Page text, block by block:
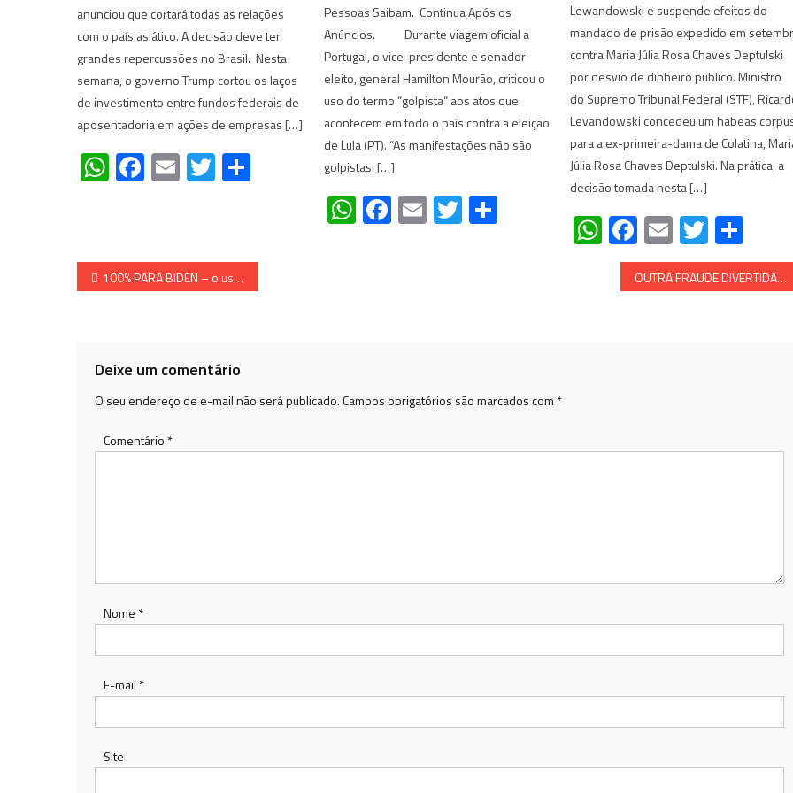
anunciou que cortará todas as relações
com o país asiático. A decisão deve ter
grandes repercussões no Brasil. Nesta
semana, o governo Trump cortou os laços
de investimento entre fundos federais de
aposentadoria em ações de empresas […]
WhatsApp
Facebook
EmailTwitter
Pessoas Saibam. Continua Após os
Anúncios. Durante viagem oficial a
Portugal, o vice-presidente e senador
eleito, general Hamilton Mourão, criticou o
uso do termo “golpista” aos atos que
acontecem em todo o país contra a eleição
de Lula (PT). “As manifestações não são
golpistas. […]
WhatsApp
Facebook
EmailTwitter
Share
Lewandowski e suspende efeitos do
mandado de prisão expedido em
contra Maria Júlia Rosa Chaves Deptulski
por desvio de dinheiro público. Ministro
do Supremo Tribunal Federal (STF),
Levandowski concedeu um habeas
para a ex-primeira-dama de Colatina,
Júlia Rosa Chaves Deptulski. Na prática, a
decisão tomada nesta […]
WhatsApp
Facebook
EmailTwitter
Navegação
100% PARA BIDEN – o uso de papel diferente para cédulas ‘falsificadas’, ‘Marca d’água cinza sólido em vez de transparente’ aponta queixa crime de Sidney Power a justiça na Georgia com 104 páginas de denúncias de fraudes OUTRA FRAUDE DIVERTIDA: Todas as 900 cédulas militares no condado de Fulton, Geórgia, foram para Joe Biden
Deixe um comentário
O seu endereço de e-mail não será publicado.Campos obrigatórios são marcados com *
Comentário *
Nome *
E-mail *
Site